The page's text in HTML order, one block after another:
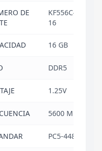
DE
KF556C40BBA-
16
16 GB
DDR5
1.25V
5600 MHZ
PC5-44800